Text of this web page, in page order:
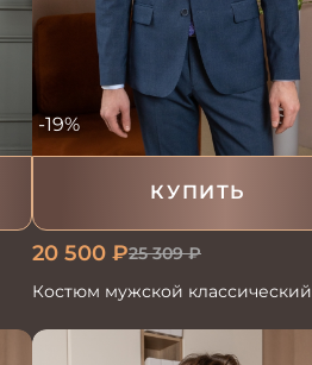
КУПИТЬ
-19%
20 500 ₽25 309₽
Костюм мужской классический